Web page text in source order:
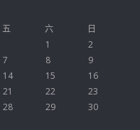
五 六
日
1
2
7 8
9
14 15
16
21 22
23
28 29
30